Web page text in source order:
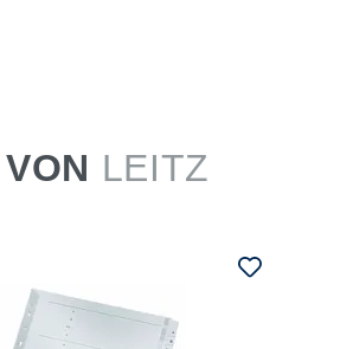
LEITZ